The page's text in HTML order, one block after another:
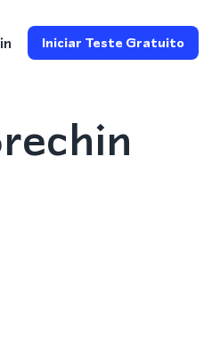
Iniciar Teste Gratuito